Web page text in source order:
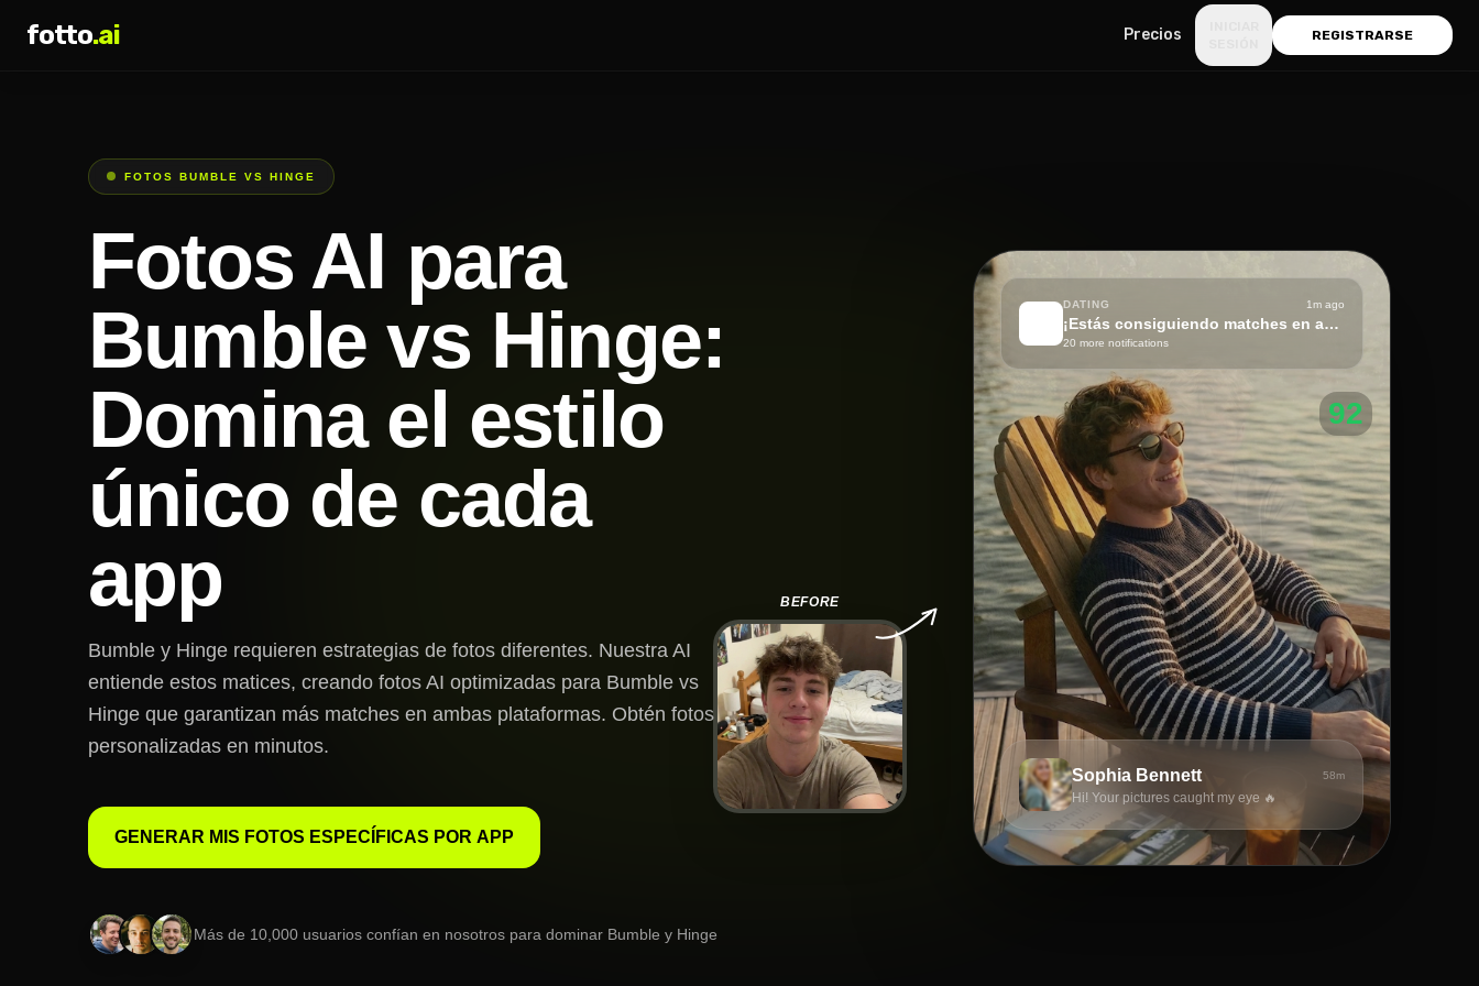
fotto.ai Precios REGISTRARSE
FOTOS BUMBLE VS HINGE
Fotos AI para
Bumble vs Hinge:
Domina el estilo
único de cada
app
Bumble y Hinge requieren estrategias de fotos diferentes. Nuestra AI
entiende estos matices, creando fotos AI optimizadas para Bumble vs
Hinge que garantizan más matches en ambas plataformas. Obtén fotos
personalizadas en minutos.
GENERAR MIS FOTOS ESPECÍFICAS POR APP
Más de 10,000 usuarios confían en nosotros para dominar Bumble y Hinge
BEFORE
92
DATING 1m ago
¡Estás consiguiendo matches en ambas apps!
20 more notifications
Sophia Bennett 58m
Hi! Your pictures caught my eye 🔥